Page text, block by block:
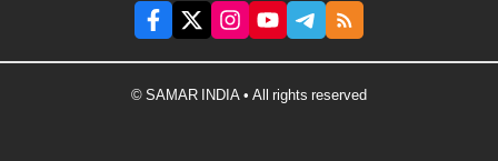
© SAMAR INDIA • All rights reserved